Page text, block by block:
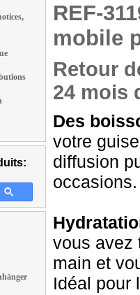
REF-
mobile
Retour
24 mois
Des
votre
diffusion
vous avez
main et
Idéal pour